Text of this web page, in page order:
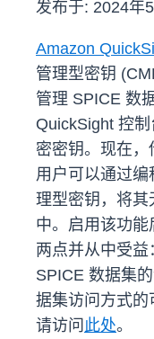
发布于: 2024年
Amazon
管理型密钥
管理 SPICE 数
QuickSight 控
密密钥。现在
用户可以通过
理型密钥，将其
中。启用该功
两点并从中受
SPICE 数据集
据集访问方式的
请访问 此处。